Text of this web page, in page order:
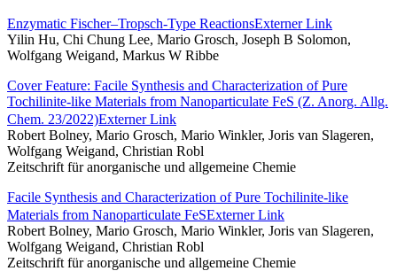
Enzymatic Fischer–Tropsch-Type ReactionsExterner Link
Yilin Hu, Chi Chung Lee, Mario Grosch, Joseph B Solomon,
Wolfgang Weigand, Markus W Ribbe
Cover Feature: Facile Synthesis and Characterization of Pure
Tochilinite‐like Materials from Nanoparticulate FeS (Z. Anorg. Allg.
Chem. 23/2022)Externer Link
Robert Bolney, Mario Grosch, Mario Winkler, Joris van Slageren,
Wolfgang Weigand, Christian Robl
Zeitschrift für anorganische und allgemeine Chemie
Facile Synthesis and Characterization of Pure Tochilinite‐like
Materials from Nanoparticulate FeSExterner Link
Robert Bolney, Mario Grosch, Mario Winkler, Joris van Slageren,
Wolfgang Weigand, Christian Robl
Zeitschrift für anorganische und allgemeine Chemie